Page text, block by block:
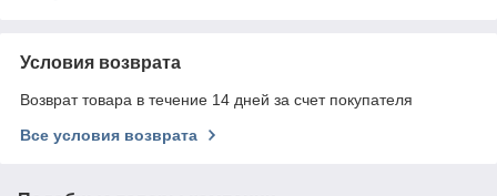
Условия возврата
Возврат товара в течение 14 дней за счет покупателя
Все условия возврата